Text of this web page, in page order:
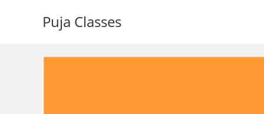
Puja Classes